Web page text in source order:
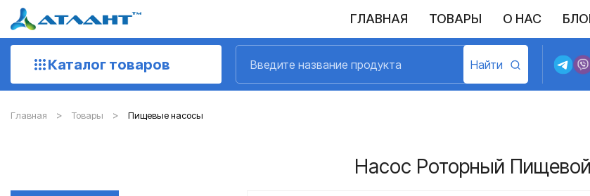
ГЛАВНАЯ ТОВАРЫ О НАС
Каталог товаров
Главная Товары Пищевые насосы
Насос Роторный Пищевой